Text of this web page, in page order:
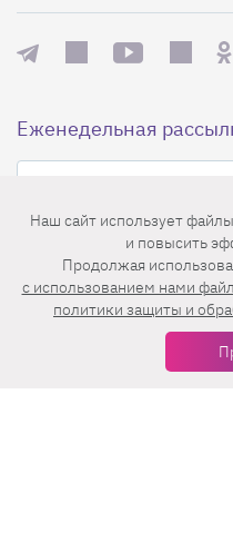
Еженедельная
Нажимая на кнопку
пользовательского
Наш сайт использует
и повысить
Продолжая
c использованием нами
политики защиты и